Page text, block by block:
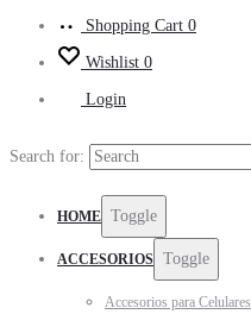
Shopping Cart 0
Wishlist 0
Login
Search for:
HOME Toggle
ACCESORIOS Toggle
Accesorios para Celulares